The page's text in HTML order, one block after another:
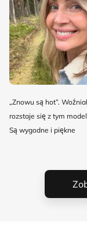
„Znowu są hot”.
rozstaje się z tym
Są wygodne i piękne